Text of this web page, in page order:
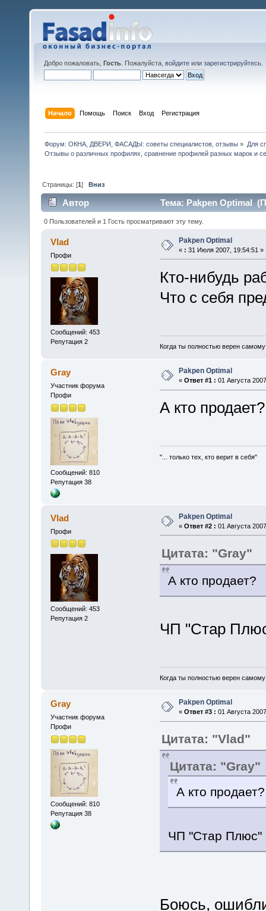
Добро пожаловать, Гость . Пожалуйста, войдите или зарегистрируйтесь
Начало Помощь Поиск Вход Регистрация
Форум: ОКНА, ДВЕРИ, ФАСАДЫ: советы специалистов, отзывы » Для
Отзывы о различных профилях, сравнение профилей разных марок и
Страницы: [1]Вниз
Автор Тема: Pakpen Optimal
0 Пользователей и 1 Гость просматривают эту тему.
Vlad
Профи
Сообщений: 453
Репутация 2
Pakpen Optimal
« : 31 Июля 2007, 19:54:51 »
Кто-нибудь
Что с себя
Когда ты полностью верен
Gray
Участник форума
Профи
Сообщений: 810
Репутация 38
Pakpen Optimal
« Ответ #1 : 01 Августа
А кто продает?
"... только тех, кто верит в себя"
Vlad
Профи
Сообщений: 453
Репутация 2
Pakpen Optimal
« Ответ #2 : 01 Августа
Цитата: "Gray"
А кто продает?
ЧП "Стар
Когда ты полностью верен
Gray
Участник форума
Профи
Сообщений: 810
Репутация 38
Pakpen Optimal
« Ответ #3 : 01 Августа
Цитата: "Vlad"
Цитата: "Gray"
А кто продает?
ЧП "Стар Плюс"
Боюсь,